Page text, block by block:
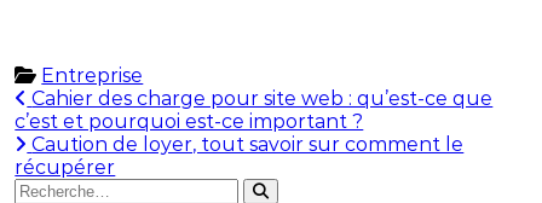
Entreprise
Navigation
de
l’article
Cahier des charge pour site web : qu’est-ce que
c’est et pourquoi est-ce important ?
Caution de loyer, tout savoir sur comment le
récupérer
Rechercher
Rechercher